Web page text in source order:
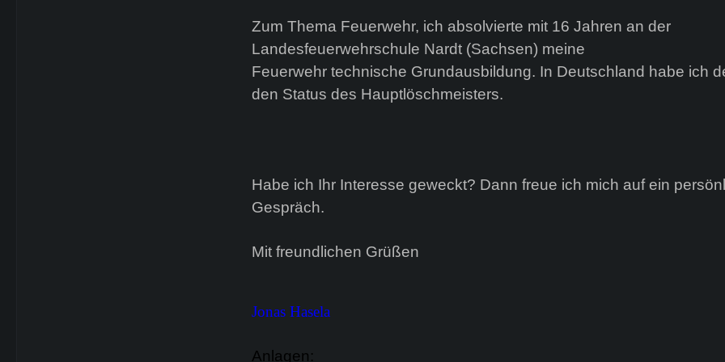
Zum Thema Feuerwehr, ich absolvierte mit 16 Jahren an der
Landesfeuerwehrschule Nardt (Sachsen) meine
Feuerwehr technische Grundausbildung. In Deutschland habe ich
den Status des Hauptlöschmeisters.
Habe ich Ihr Interesse geweckt? Dann freue ich mich auf ein
Gespräch.
Mit freundlichen Grüßen
Jonas Hasela
Anlagen: